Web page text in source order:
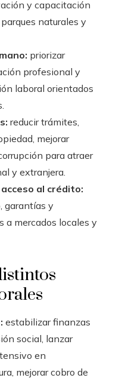
y capacitación
naturales y
priorizar
profesional y
laboral orientados
reducir trámites,
mejorar
para atraer
y extranjera.
al crédito:
garantías y
a mercados locales y
estabilizar finanzas
social, lanzar
en
mejorar cobro de